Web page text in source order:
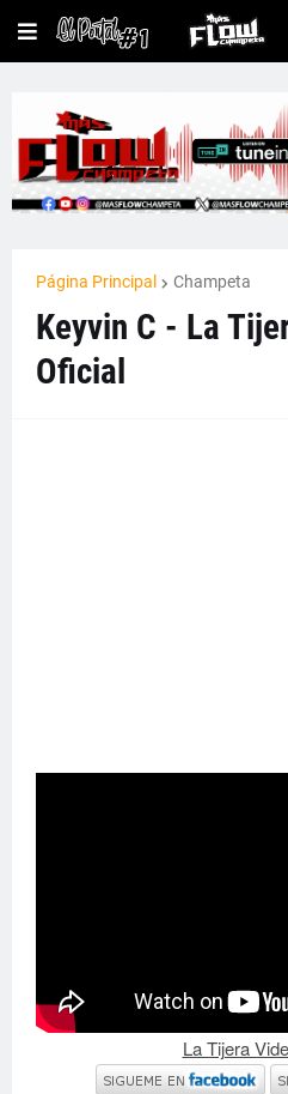
Página Principal Champeta
Keyvin C - La
Oficial
La Tijera